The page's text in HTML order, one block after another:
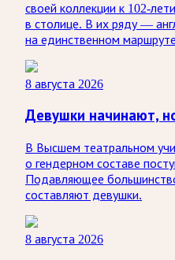
своей коллекции к 102-
в столице. В их ряду —
на единственном
8 августа 2026
Девушки начинают,
В Высшем театральном
о гендерном составе
Подавляющее
составляют девушки.
8 августа 2026